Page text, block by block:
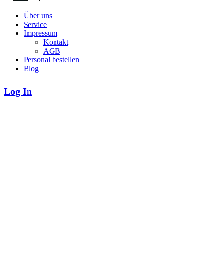
Über uns
Service
Impressum
Kontakt
AGB
Personal bestellen
Blog
Log In